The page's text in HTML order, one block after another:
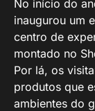
No início do
inaugurou um
centro de
montado no
Por lá, os
produtos que
ambientes do